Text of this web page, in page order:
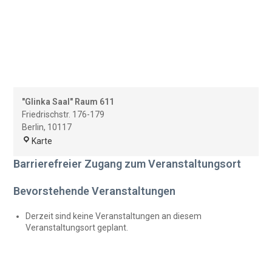
"Glinka Saal" Raum 611
Friedrischstr. 176-179
Berlin, 10117
Karte
Raum
Barrierefreier Zugang zum Veranstaltungsort
Bevorstehende Veranstaltungen
Derzeit sind keine Veranstaltungen an diesem
Veranstaltungsort geplant.